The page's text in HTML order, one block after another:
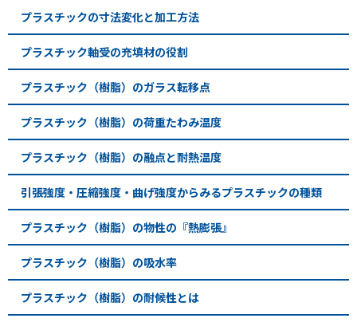
プラスチックの寸法変化と加工方法
プラスチック軸受の充填材の役割
プラスチック（樹脂）のガラス転移点
プラスチック（樹脂）の荷重たわみ温度
プラスチック（樹脂）の融点と耐熱温度
引張強度・圧縮強度・曲げ強度からみるプラスチックの種類
プラスチック（樹脂）の物性の『熱膨張』
プラスチック（樹脂）の吸水率
プラスチック（樹脂）の耐候性とは